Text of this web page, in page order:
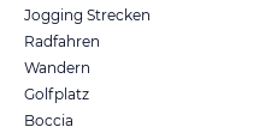
Jogging Strecken
Radfahren
Wandern
Golfplatz
Boccia